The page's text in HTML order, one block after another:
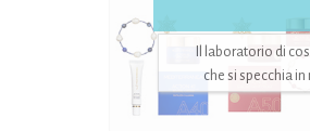
Il laboratorio di
che si specchia in